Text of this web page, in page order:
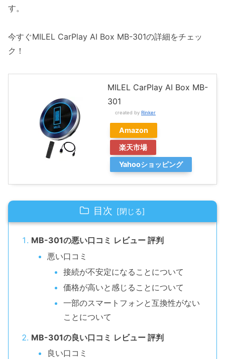
す。
今すぐMILEL CarPlay AI Box MB-301の詳細をチェッ
ク！
MILEL CarPlay AI Box MB-
301
created by Rinker
Amazon
楽天市場
Yahooショッピング
目次
MB-301の悪い口コミ レビュー 評判
悪い口コミ
接続が不安定になることについて
価格が高いと感じることについて
一部のスマートフォンと互換性がない
ことについて
MB-301の良い口コミ レビュー 評判
良い口コミ